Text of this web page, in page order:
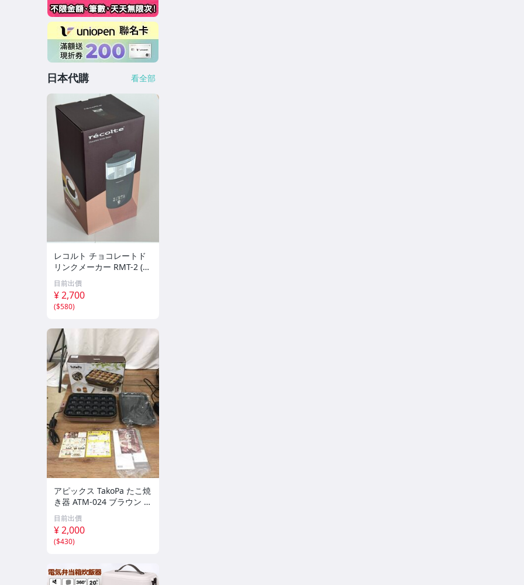
日本代購 看全部
レコルト チョコレートド
リンクメーカー RMT-2 (G
Y) Chocolate Drink Maker
recolte 未開封
目前出價
¥ 2,700
($580)
アピックス TakoPa たこ焼
き器 ATM-024 ブラウン 着
脱式プレート2枚組（たこ
焼き/平面）元箱/取扱説明
書/ EH0715-26
目前出價
¥ 2,000
($430)